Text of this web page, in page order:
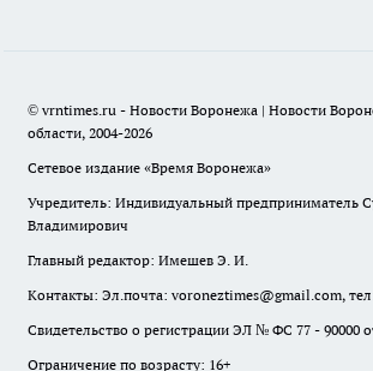
© vrntimes.ru - Новости Воронежа | Новости
области, 2004-2026
Сетевое издание «Время Воронежа»
Учредитель: Индивидуальный предприниматель
Владимирович
Главный редактор: Имешев Э. И.
Контакты: Эл.почта: voroneztimes@gmail.com, тел:
Свидетельство о регистрации ЭЛ № ФС 77 - 90000
Ограничение по возрасту: 16+